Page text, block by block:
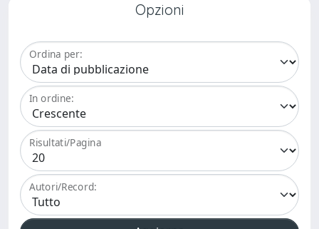
Opzioni
Ordina per:
In ordine:
Risultati/Pagina
Autori/Record: